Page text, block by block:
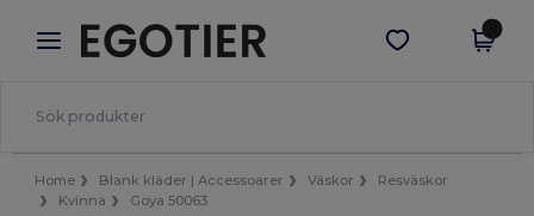
× Egotier-app
Bättre priser i appen!
Hämta app
Home Blank kläder | Accessoarer Väskor
Resväskor
Kvinna
Goya 50063